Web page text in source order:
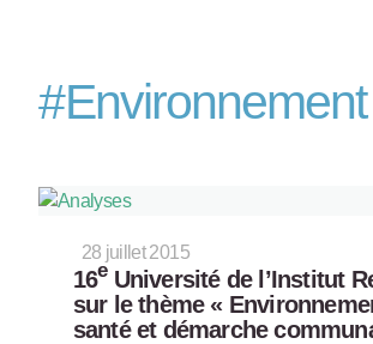
#Environnement
28 juillet 2015
16eUniversité de l’Institut
sur le thème «
santé et démarche